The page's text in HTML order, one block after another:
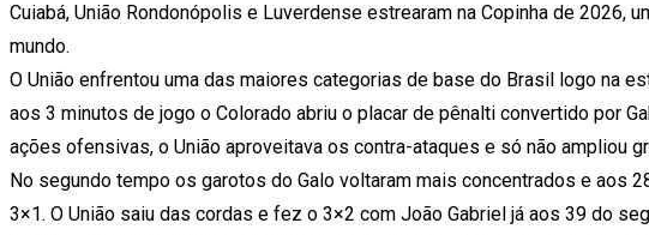
Cuiabá, União Rondonópolis e Luverdense estrearam na Copinha de
mundo.
O União enfrentou uma das maiores categorias de base do Brasil logo na
aos 3 minutos de jogo o Colorado abriu o placar de pênalti convertido por
ações ofensivas, o União aproveitava os contra-ataques e só não ampliou
No segundo tempo os garotos do Galo voltaram mais concentrados e aos
3×1. O União saiu das cordas e fez o 3×2 com João Gabriel já aos 39 do